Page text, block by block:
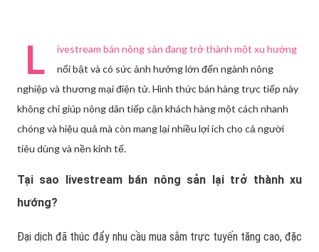
L
ivestream bán nông sản đang trở thành một xu hướng
nổi bật và có sức ảnh hưởng lớn đến ngành nông
nghiệp và thương mại điện tử. Hình thức bán hàng trực tiếp này
không chỉ giúp nông dân tiếp cận khách hàng một cách nhanh
chóng và hiệu quả mà còn mang lại nhiều lợi ích cho cả người
tiêu dùng và nền kinh tế.
Tại sao livestream bán nông sản lại trở thành xu
hướng?
Đại dịch đã thúc đẩy nhu cầu mua sắm trực tuyến tăng cao, đặc